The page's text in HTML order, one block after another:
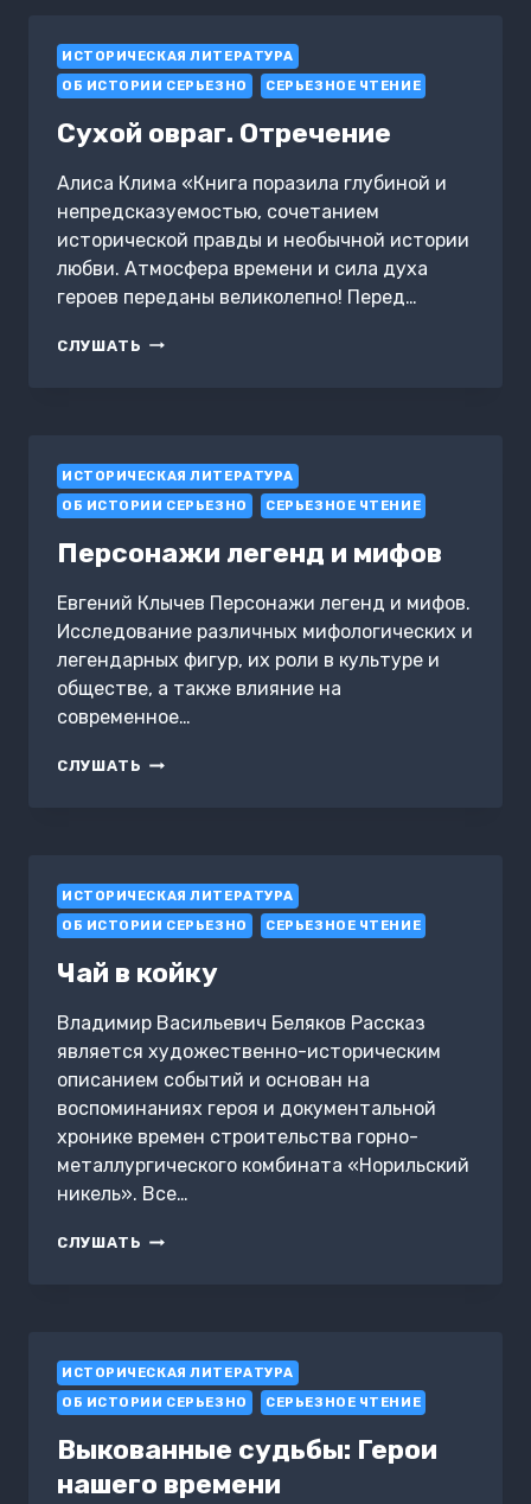
PARFUM.
DIE
GESCHICHTE
EINES
MORDERS
ИСТОРИЧЕСКАЯ ЛИТЕРАТУРА
ОБ ИСТОРИИ СЕРЬЕЗНО
СЕРЬЕЗНОЕ ЧТЕНИЕ
Сухой овраг. Отречение
Алиса Клима «Книга поразила глубиной и
непредсказуемостью, сочетанием
исторической правды и необычной истории
любви. Атмосфера времени и сила духа
героев переданы великолепно! Перед…
СЛУШАТЬ СУХОЙ
ИСТОРИЧЕСКАЯ ЛИТЕРАТУРА
ОБ ИСТОРИИ СЕРЬЕЗНО
СЕРЬЕЗНОЕ ЧТЕНИЕ
Персонажи легенд и мифов
Евгений Клычев Персонажи легенд и мифов.
Исследование различных мифологических и
легендарных фигур, их роли в культуре и
обществе, а также влияние на
современное…
СЛУШАТЬ ПЕРСОНАЖИ
ИСТОРИЧЕСКАЯ ЛИТЕРАТУРА
ОБ ИСТОРИИ СЕРЬЕЗНО
СЕРЬЕЗНОЕ ЧТЕНИЕ
Чай в койку
Владимир Васильевич Беляков Рассказ
является художественно-историческим
описанием событий и основан на
воспоминаниях героя и документальной
хронике времен строительства горно-
металлургического комбината «Норильский
никель». Все…
СЛУШАТЬ ЧАЙ
ИСТОРИЧЕСКАЯ ЛИТЕРАТУРА
ОБ ИСТОРИИ СЕРЬЕЗНО
СЕРЬЕЗНОЕ ЧТЕНИЕ
Выкованные судьбы: Герои
нашего времени